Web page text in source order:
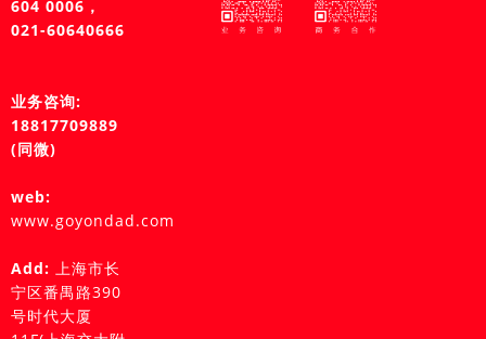
604 0006，
021-60640666
业务咨询:
18817709889
(同微)
web:
www.goyondad.com
Add: 上海市长
宁区番禺路390
号时代大厦